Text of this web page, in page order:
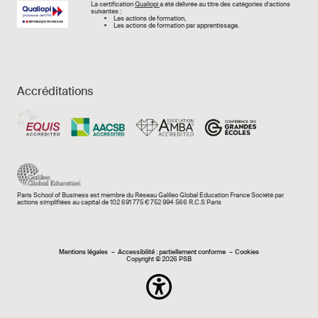
Image La certificationQualiopia été délivrée au titre des catégories d’actions
suivantes :
Les actions de formation,
Les actions de formation par apprentissage.
Accréditations
Paris School of Business est membre du Réseau Galileo Global Education France Société par
actions simplifiées au capital de 102 691 775 € 752 994 566 R.C.S Paris
Mentions légales
Mentions légales Accessibilité : partiellement conforme
Cookies
Copyright © 2026 PSB